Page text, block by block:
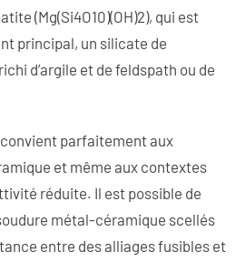
(Mg(Si4O10)(OH)2), qui est
principal, un silicate de
d’argile et de feldspath ou de
parfaitement aux
et même aux contextes
réduite. Il est possible de
métal-céramique scellés
entre des alliages fusibles et